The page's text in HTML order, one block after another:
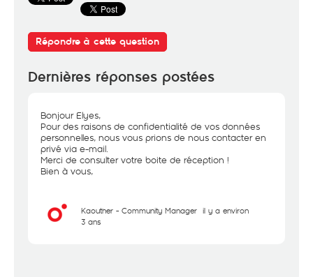
Répondre à cette question
Dernières réponses postées
Bonjour Elyes,
Pour des raisons de confidentialité de vos données
personnelles, nous vous prions de nous contacter en
privé via e-mail.
Merci de consulter votre boite de réception !
Bien à vous,
Kaouther - Community Manager il y a environ
3 ans